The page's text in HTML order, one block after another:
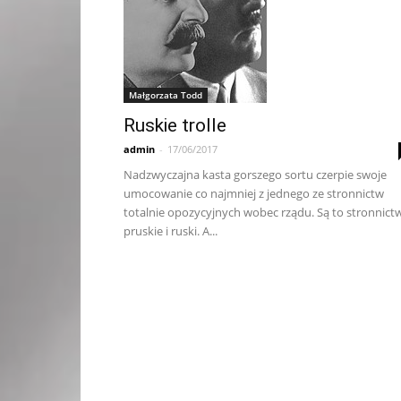
Małgorzata Todd
Ruskie trolle
admin - 17/06/2017
Nadzwyczajna kasta gorszego sortu czerpie swoje
umocowanie co najmniej z jednego ze stronnictw
totalnie opozycyjnych wobec rządu. Są to
pruskie i ruski. A...